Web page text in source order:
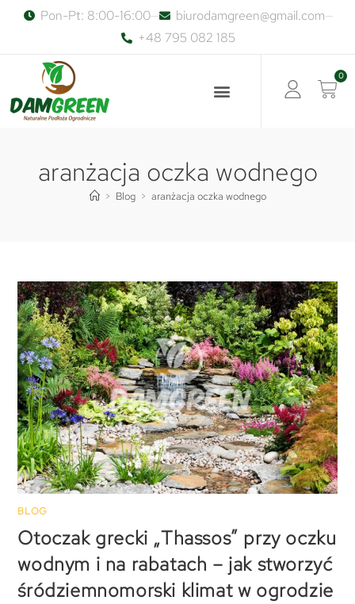
Pon-Pt: 8:00-16:00
biurodamgreen@gmail.com
+48 795 082 185
0
aranżacja oczka wodnego
> Blog > aranżacja oczka wodnego
BLOG
Otoczak grecki „Thassos” przy oczku
wodnym i na rabatach – jak stworzyć
śródziemnomorski klimat w ogrodzie